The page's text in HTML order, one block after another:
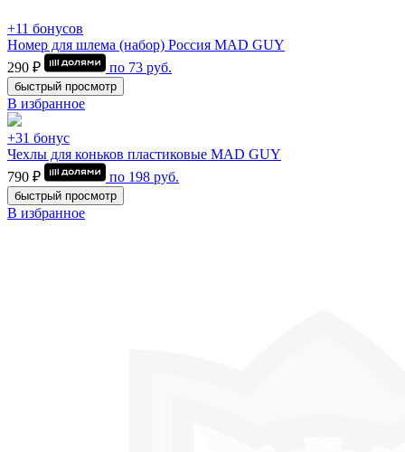
+11 бонусов
Номер для шлема (набор) Россия MAD GUY
290 ₽
по 73 руб.
быстрый просмотр
В избранное
+31 бонус
Чехлы для коньков пластиковые MAD GUY
790 ₽
по 198 руб.
быстрый просмотр
В избранное